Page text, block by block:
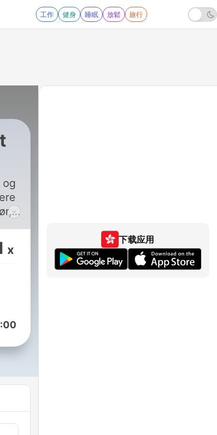
工作 健身 睡眠 放鬆 旅行
- Peter Madsens bryllup: Fik forhold til 17-
og
x
下载应用